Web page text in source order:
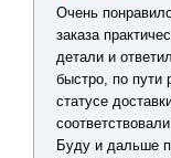
Очень
заказа
детали и
быстро, по пути
статусе
Буду и дальше